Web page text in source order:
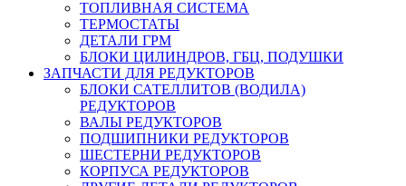
ТОПЛИВНАЯ СИСТЕМА
ТЕРМОСТАТЫ
ДЕТАЛИ ГРМ
БЛОКИ ЦИЛИНДРОВ, ГБЦ, ПОДУШКИ
ЗАПЧАСТИ ДЛЯ РЕДУКТОРОВ
БЛОКИ САТЕЛЛИТОВ (ВОДИЛА)
РЕДУКТОРОВ
ВАЛЫ РЕДУКТОРОВ
ПОДШИПНИКИ РЕДУКТОРОВ
ШЕСТЕРНИ РЕДУКТОРОВ
КОРПУСА РЕДУКТОРОВ